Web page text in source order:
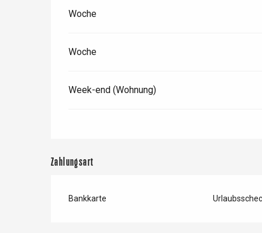
Woche
Woche
Week-end (Wohnung)
Zahlungsart
Bankkarte